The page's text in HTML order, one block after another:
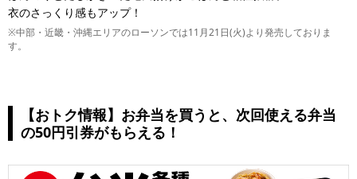
衣のさっくり感もアップ！
※中部・近畿・沖縄エリアのローソンでは11月21日(火)より発売しておりま
す。
【おトク情報】お弁当を買うと、次回使える弁当
の50円引券がもらえる！